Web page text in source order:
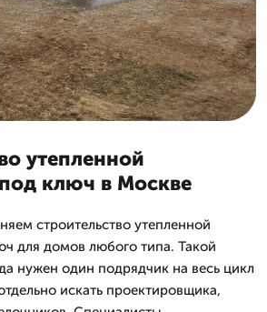
утепленной
ключ в Москве
строительство утепленной
для домов любого типа. Такой
нужен один подрядчик на весь цикл
искать проектировщика,